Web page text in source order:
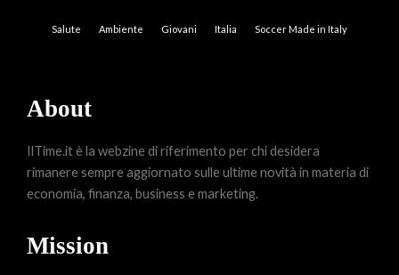
Salute Ambiente Giovani Italia Soccer Made in Italy
About
IlTime.it è la webzine di riferimento per chi desidera
rimanere sempre aggiornato sulle ultime novità in materia di
economia, finanza, business e marketing.
Mission